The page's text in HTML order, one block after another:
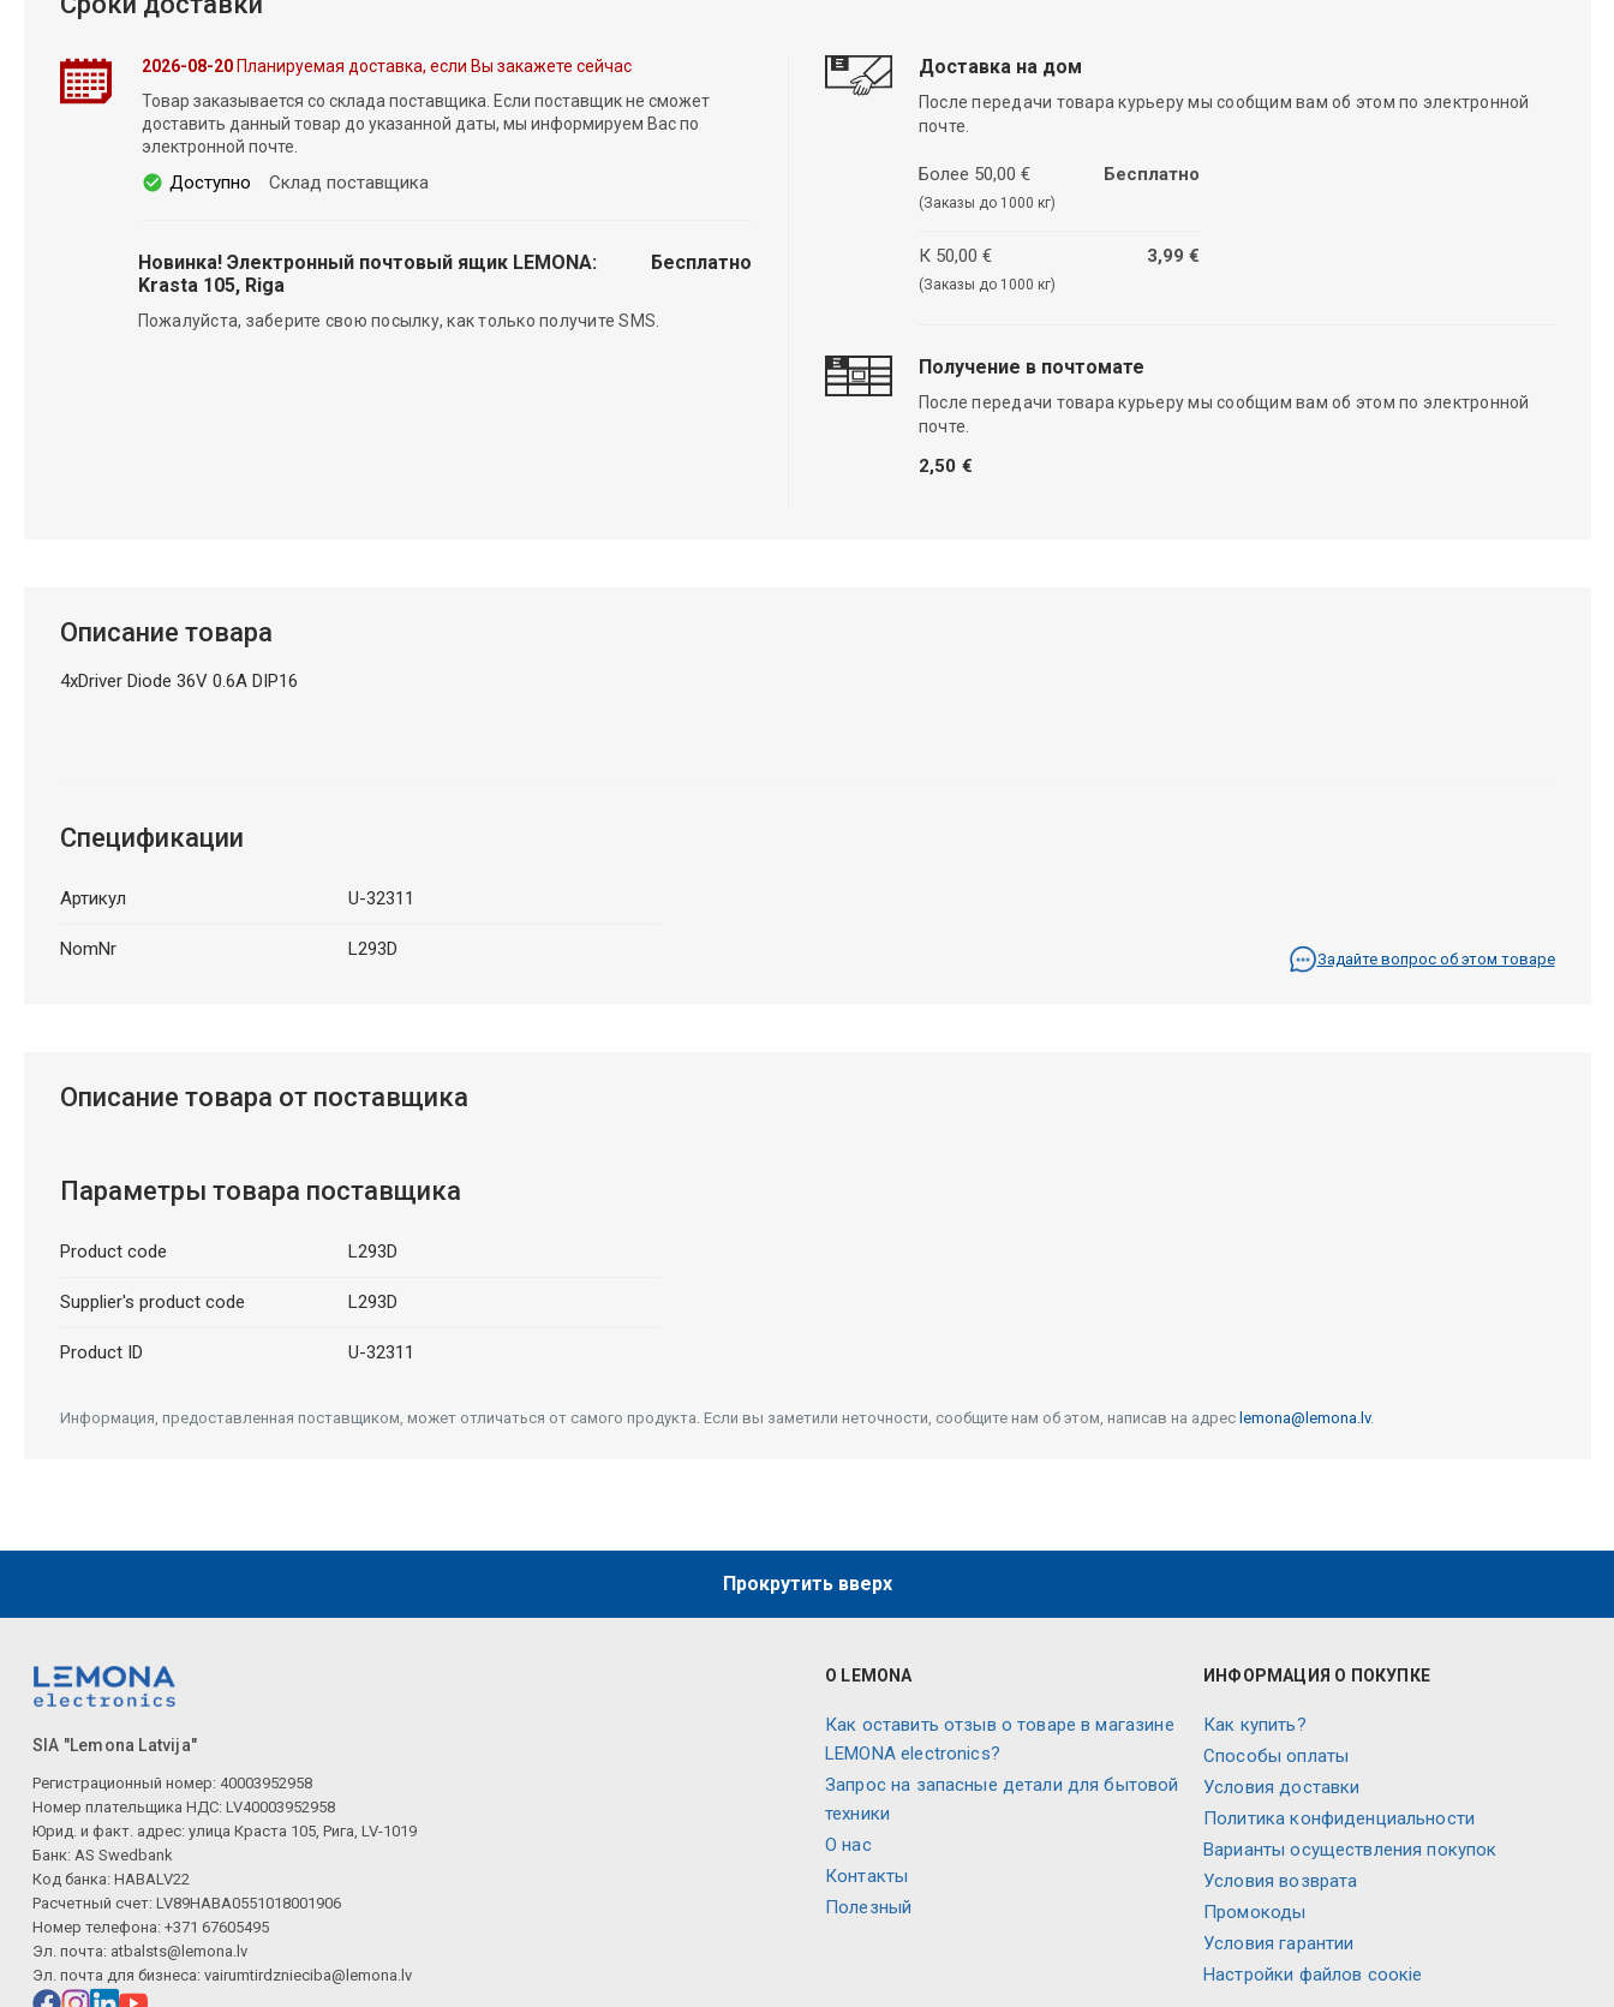
2026-08-20Планируемая доставка, если Вы закажете сейчас
Товар заказывается со склада поставщика. Если поставщик не сможет
доставить данный товар до указанной даты, мы информируем Вас по
электронной почте.
Доступно Склад поставщика
Новинка! Электронный почтовый ящик LEMONA:
Krasta 105, Riga
Бесплатно
Пожалуйста, заберите свою посылку, как только получите SMS.
Доставка на дом
После передачи товара курьеру мы сообщим вам об этом по электронной
почте.
Более 50,00 €
(Заказы до 1000 кг)
Бесплатно
К 50,00 €
(Заказы до 1000 кг)
3,99 €
Получение в почтомате
После передачи товара курьеру мы сообщим вам об этом по электронной
почте.
2,50 €
Описание товара
4xDriver Diode 36V 0.6A DIP16
Спецификации
Артикул U-32311
NomNr L293D Задайте вопрос об этом товаре
Описание товара от поставщика
Параметры товара поставщика
Product code L293D
Supplier's product code L293D
Product ID U-32311
Информация, предоставленная поставщиком, может отличаться от самого продукта. Если вы заметили неточности, сообщите нам об этом, написав на адрес lemona@lemona.lv.
Прокрутить вверх
SIA "Lemona Latvija"
Регистрационный номер: 40003952958
Номер плательщика НДС: LV40003952958
Юрид. и факт. адрес: улица Краста 105, Рига, LV-1019
Банк: AS Swedbank
Код банка: HABALV22
Расчетный счет: LV89HABA0551018001906
Номер телефона: +371 67605495
Эл. почта: atbalsts@lemona.lv
Эл. почта для бизнеса: vairumtirdznieciba@lemona.lv
О LEMONA
Как оставить отзыв о товаре в магазине
LEMONA electronics?
Запрос на запасные детали для бытовой
техники
О нас
Контакты
Полезный
ИНФОРМАЦИЯ О ПОКУПКЕ
Как купить?
Способы оплаты
Условия доставки
Политика конфиденциальности
Варианты осуществления покупок
Условия возврата
Промокоды
Условия гарантии
Настройки файлов соокіе